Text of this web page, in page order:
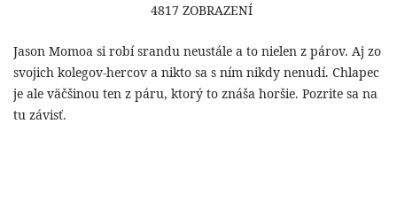
4817 ZOBRAZENÍ
Jason Momoa si robí srandu neustále a to nielen z párov. Aj zo
svojich kolegov-hercov a nikto sa s ním nikdy nenudí. Chlapec
je ale väčšinou ten z páru, ktorý to znáša horšie. Pozrite sa na
tu závisť.